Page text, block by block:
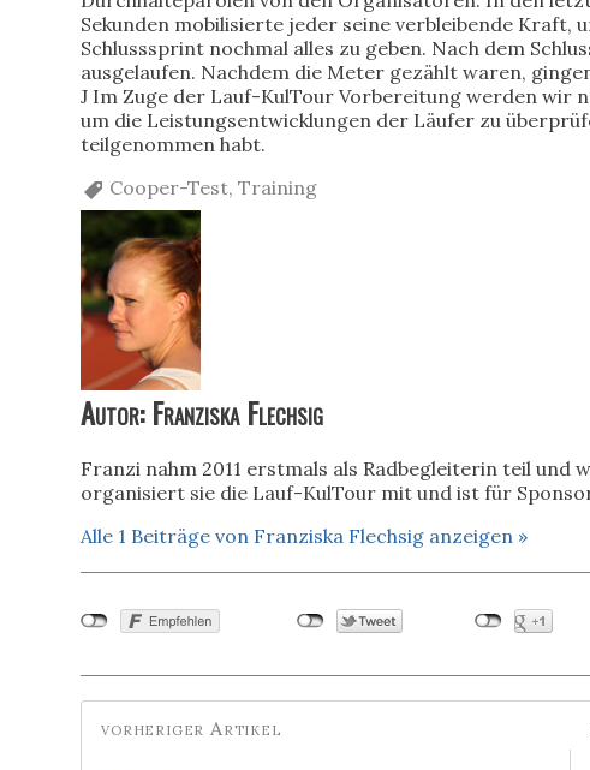
Sekunden mobilisierte jeder seine verbleibende Kraft,
Schlusssprint nochmal alles zu geben. Nach dem
ausgelaufen. Nachdem die Meter gezählt waren,
J Im Zuge der Lauf-KulTour Vorbereitung werden wir
um die Leistungsentwicklungen der Läufer zu
teilgenommen habt.
Cooper-Test,Training
Autor: Franziska Flechsig
Franzi nahm 2011 erstmals als Radbegleiterin teil und
organisiert sie die Lauf-KulTour mit und ist für
Alle 1 Beiträge von Franziska Flechsig anzeigen »